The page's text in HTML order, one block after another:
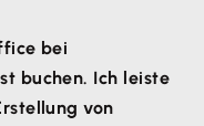
bei
buchen. Ich leiste
von